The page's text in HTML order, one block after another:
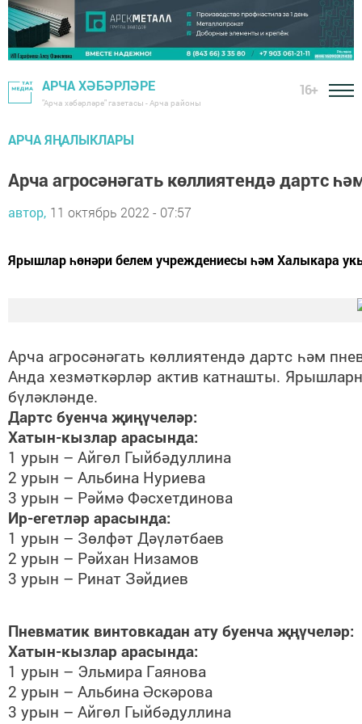
АРЧА ХӘБӘРЛӘРЕ
"Арча хәбәрләре" газетасы - Арча районы
16+
АРЧА ЯҢАЛЫКЛАРЫ
Арча агросәнәгать көллиятендә дартс
автор, 11 октябрь 2022 - 07:57
Ярышлар һөнәри белем учреждениесы һәм Халыкара
Арча агросәнәгать көллиятендә дартс һәм
Анда хезмәткәрләр актив катнашты.
бүләкләнде.
Дартс буенча җиңүчеләр:
Хатын-кызлар арасында:
1 урын – Айгөл Гыйбәдуллина
2 урын – Альбина Нуриева
3 урын – Рәймә Фәсхетдинова
Ир-егетләр арасында:
1 урын – Зөлфәт Дәүләтбаев
2 урын – Рәйхан Низамов
3 урын – Ринат Зәйдиев
Пневматик винтовкадан ату буенча җңүчеләр:
Хатын-кызлар арасында:
1 урын – Эльмира Гаянова
2 урын – Альбина Әскәрова
3 урын – Айгөл Гыйбәдуллина